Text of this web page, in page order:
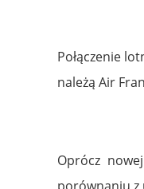
Połączenie
należą Air
Oprócz
porównaniu z